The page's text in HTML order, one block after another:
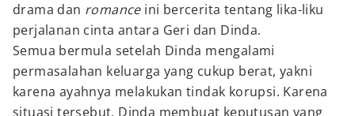
drama dan romance ini bercerita tentang lika-liku
perjalanan cinta antara Geri dan Dinda.
Semua bermula setelah Dinda mengalami
permasalahan keluarga yang cukup berat, yakni
karena ayahnya melakukan tindak korupsi. Karena
situasi tersebut, Dinda membuat keputusan yang